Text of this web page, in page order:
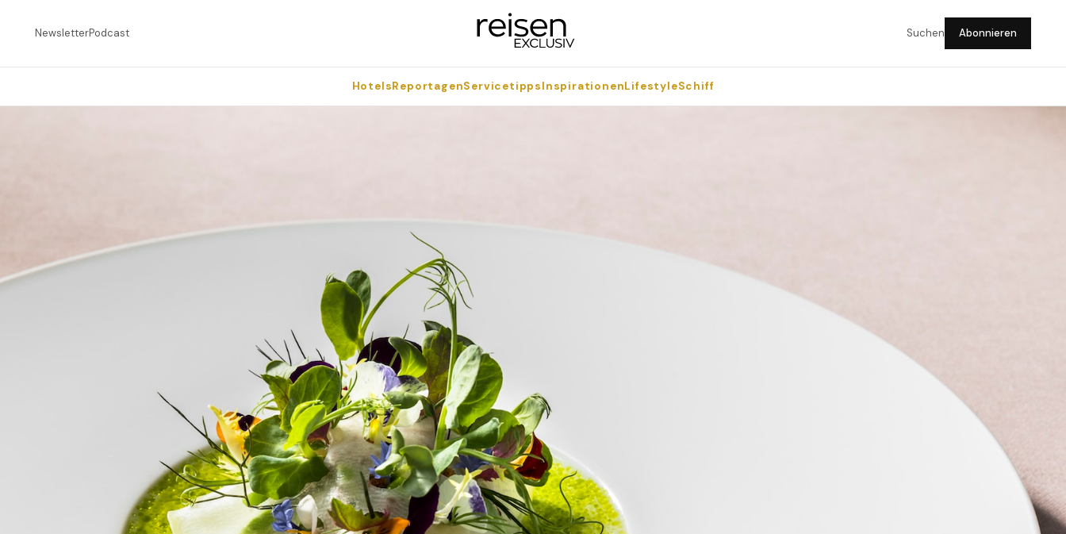
NewsletterPodcast Suchen Abonnieren
HotelsReportagenServicetippsInspirationenLifestyleSchiff